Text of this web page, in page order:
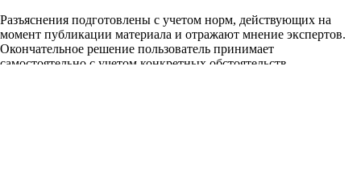
Разъяснения подготовлены с учетом норм, действующих на
момент публикации материала и отражают мнение экспертов.
Окончательное решение пользователь принимает
самостоятельно с учетом конкретных обстоятельств.